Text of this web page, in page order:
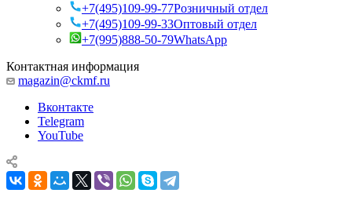
+7(495)109-99-77Розничный отдел
+7(495)109-99-33Оптовый отдел
+7(995)888-50-79WhatsApp
Контактная информация
magazin@ckmf.ru
Вконтакте
Telegram
YouTube